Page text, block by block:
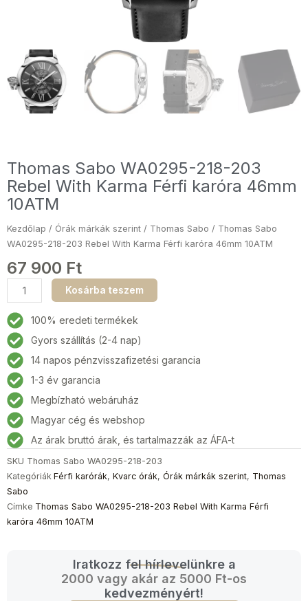
Thomas Sabo WA0295-218-203
Rebel With Karma Férfi karóra 46mm
10ATM
Kezdőlap / Órák márkák szerint / Thomas Sabo / Thomas Sabo
WA0295-218-203 Rebel With Karma Férfi karóra 46mm 10ATM
67 900 Ft
Thomas
Sabo
WA0295-
218-
203
Rebel
With
Karma
Férfi
karóra
46mm
10ATM
mennyiség
Kosárba teszem
100% eredeti termékek
Gyors szállítás (2-4 nap)
14 napos pénzvisszafizetési garancia
1-3 év garancia
Megbízható webáruház
Magyar cég és webshop
Az árak bruttó árak, és tartalmazzák az ÁFA-t
SKU Thomas Sabo WA0295-218-203
Kategóriák Férfi karórák, Kvarc órák, Órák márkák szerint, Thomas
Sabo
Címke Thomas Sabo WA0295-218-203 Rebel With Karma Férfi
karóra 46mm 10ATM
Iratkozz fel hírlevelünkre a
2000 vagy akár az 5000 Ft-os
kedvezményért!